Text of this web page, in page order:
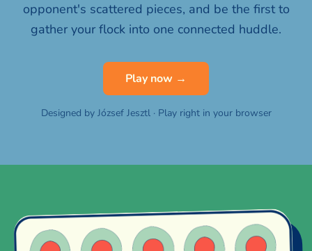
opponent's scattered pieces, and be the first to
gather your flock into one connected huddle.
Play now →
Designed by József Jesztl · Play right in your browser